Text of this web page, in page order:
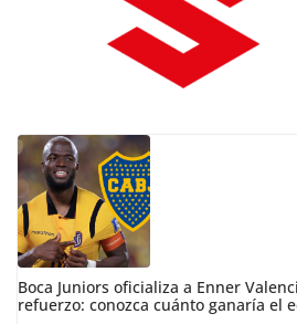
Boca Juniors oficializa a Enner
refuerzo: conozca cuánto ganaría el